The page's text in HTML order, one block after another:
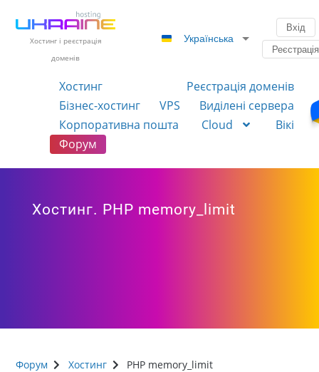
Хостинг і реєстрація
доменів
Українська
Вхід
Реєстрація
Хостинг
Реєстрація доменів
Бізнес-хостинг
VPS
Виділені сервера
Корпоративна пошта
Cloud
Вікі
Форум
Хостинг. PHP memory_limit
Форум Хостинг PHP memory_limit